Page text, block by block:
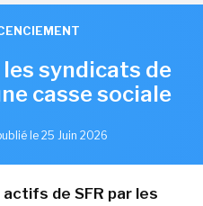
syndicats de
casse sociale
le 25 Juin 2026
de SFR par les